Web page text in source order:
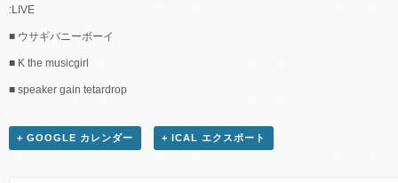
:LIVE
■ ウサギバニーボーイ
■ K the musicgirl
■ speaker gain tetardrop
+ GOOGLE カレンダー + ICAL エクスポート